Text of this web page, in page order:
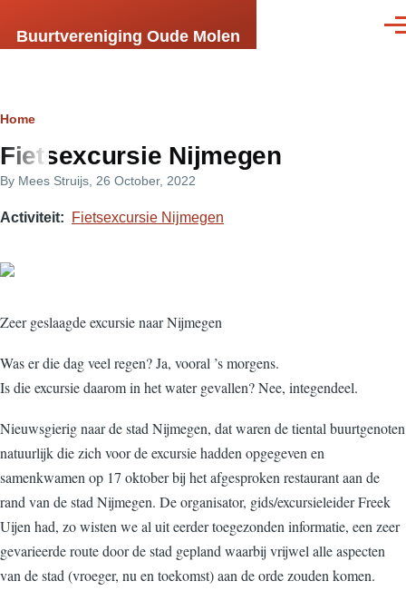
Buurtvereniging Oude Molen
Breadcrumb
Home
Fietsexcursie Nijmegen
By Mees Struijs , 26 October, 2022
Activiteit Fietsexcursie Nijmegen
Zeer geslaagde excursie naar Nijmegen
Was er die dag veel regen? Ja, vooral ’s morgens.
Is die excursie daarom in het water gevallen? Nee, integendeel.
Nieuwsgierig naar de stad Nijmegen, dat waren de tiental buurtgenoten
natuurlijk die zich voor de excursie hadden opgegeven en
samenkwamen op 17 oktober bij het afgesproken restaurant aan de
rand van de stad Nijmegen. De organisator, gids/excursieleider Freek
Uijen had, zo wisten we al uit eerder toegezonden informatie, een zeer
gevarieerde route door de stad gepland waarbij vrijwel alle aspecten
van de stad (vroeger, nu en toekomst) aan de orde zouden komen.